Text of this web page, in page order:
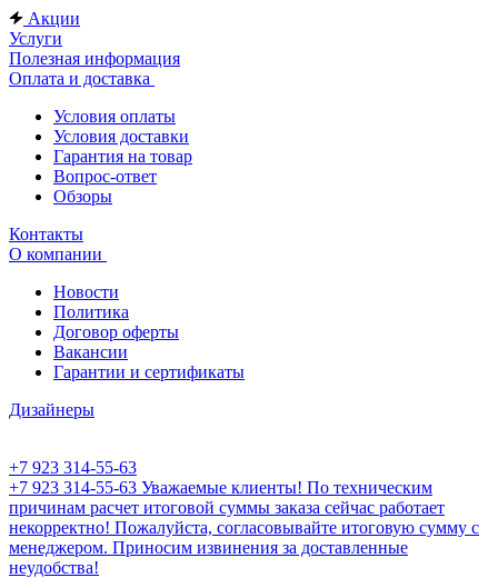
Акции
Услуги
Полезная информация
Оплата и доставка
Условия оплаты
Условия доставки
Гарантия на товар
Вопрос-ответ
Обзоры
Контакты
О компании
Новости
Политика
Договор оферты
Вакансии
Гарантии и сертификаты
Дизайнеры
+7 923 314-55-63
+7 923 314-55-63 Уважаемые клиенты! По техническим
причинам расчет итоговой суммы заказа сейчас работает
некорректно! Пожалуйста, согласовывайте итоговую сумму с
менеджером. Приносим извинения за доставленные
неудобства!